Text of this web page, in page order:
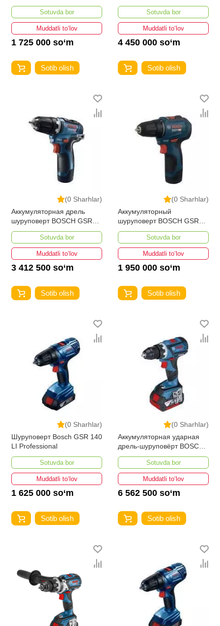
650
Sotuvda bor
Muddatli to‘lov
1 725 000 so‘m
Sotib olish
12V-15 FC
Sotuvda bor
Muddatli to‘lov
4 450 000 so‘m
Sotib olish
(0 Sharhlar)
Аккумуляторная дрель
шуруповерт BOSCH GSR
12V-35
Sotuvda bor
Muddatli to‘lov
3 412 500 so‘m
Sotib olish
(0 Sharhlar)
Аккумуляторный
шуруповерт BOSCH GSR
12V-30 Professional
Sotuvda bor
Muddatli to‘lov
1 950 000 so‘m
Sotib olish
(0 Sharhlar)
Шуруповерт Bosch GSR 140
LI Professional
Sotuvda bor
Muddatli to‘lov
1 625 000 so‘m
Sotib olish
(0 Sharhlar)
Аккумуляторная ударная
дрель-шуруповёрт BOSCH
GSB 18 V-EC Professional 2
x 5,0 Ah
Sotuvda bor
Muddatli to‘lov
6 562 500 so‘m
Sotib olish